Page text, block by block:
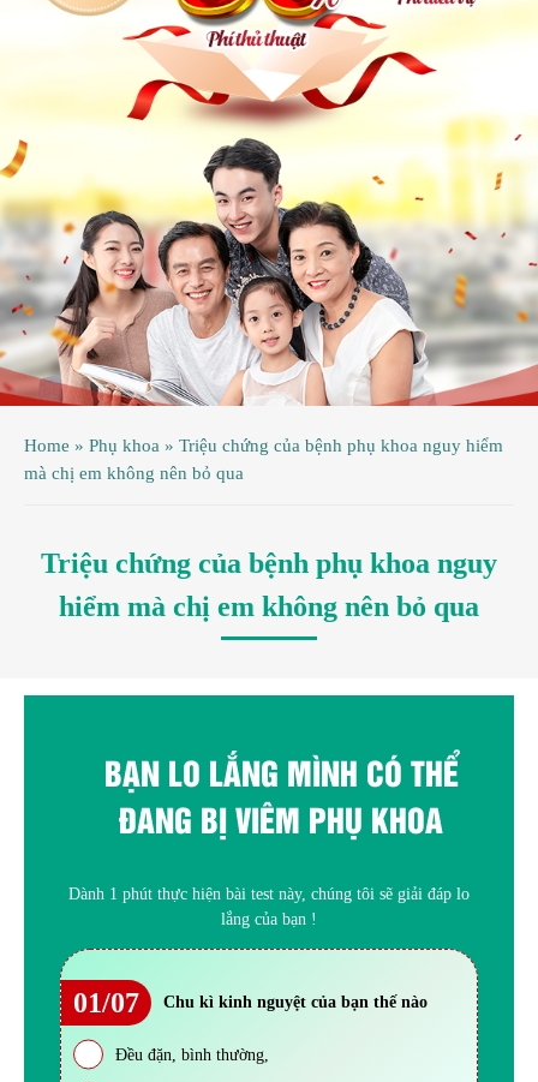
Home » Phụ khoa » Triệu chứng của bệnh phụ khoa nguy hiểm
mà chị em không nên bỏ qua
Triệu chứng của bệnh phụ khoa nguy
hiểm mà chị em không nên bỏ qua
BẠN LO LẮNG MÌNH CÓ THỂ
ĐANG BỊ VIÊM PHỤ KHOA
Dành 1 phút thực hiện bài test này, chúng tôi sẽ giải đáp lo
lắng của bạn !
01/07 Chu kì kinh nguyệt của bạn thế nào
Đều đặn, bình thường,